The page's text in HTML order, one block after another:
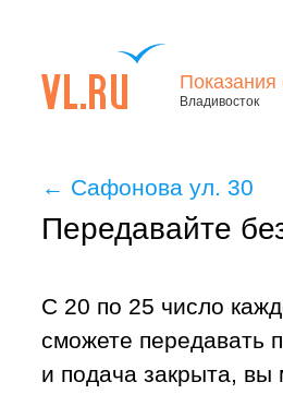
Показания
Владивосток
← Сафонова ул. 30
Передавайте
С 20 по 25 число
сможете передавать
и подача закрыта, вы